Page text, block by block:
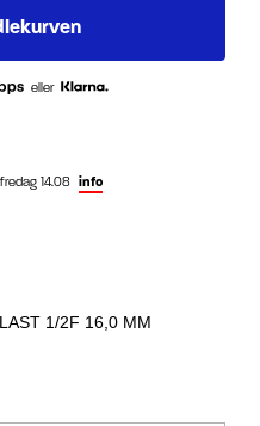
eller
14.08 info
1/2F 16,0 MM